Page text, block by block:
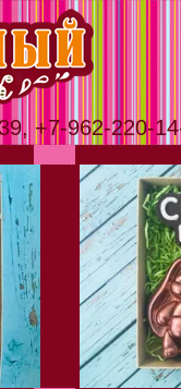
+7-962-220-